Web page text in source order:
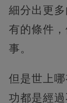
細分出更
有的條件
事。
但是世上
功都是經